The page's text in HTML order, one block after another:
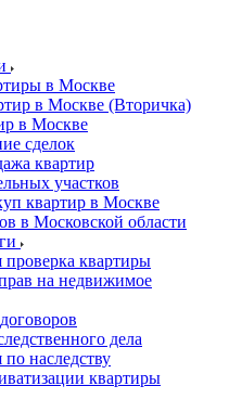
в Москве
в Москве (Вторичка)
в Москве
сделок
квартир
участков
квартир в Москве
в Московской области
квартиры
на недвижимое
дела
по наследству
квартиры